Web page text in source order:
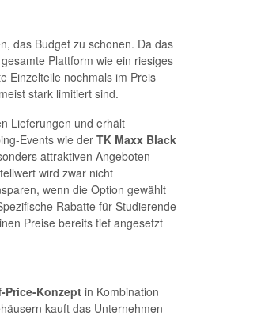
das Budget zu schonen. Da das
Plattform wie ein riesiges
Einzelteile nochmals im Preis
stark limitiert sind.
Lieferungen und erhält
Events wie der TK Maxx Black
attraktiven Angeboten
wird zwar nicht
wenn die Option gewählt
Rabatte für Studierende
Preise bereits tief angesetzt
Price-Konzept in Kombination
kauft das Unternehmen